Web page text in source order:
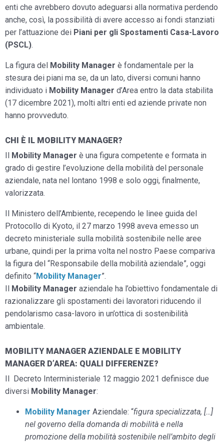
enti che avrebbero dovuto adeguarsi alla normativa perdendo
anche, così, la possibilità di avere accesso ai fondi stanziati
per l’attuazione dei Piani per gli Spostamenti Casa-Lavoro
(PSCL).
La figura del Mobility Manager è fondamentale per la
stesura dei piani ma se, da un lato, diversi comuni hanno
individuato i Mobility Manager d’Area entro la data stabilita
(17 dicembre 2021), molti altri enti ed aziende private non
hanno provveduto.
CHI È IL MOBILITY MANAGER?
Il Mobility Manager è una figura competente e formata in
grado di gestire l’evoluzione della mobilità del personale
aziendale, nata nel lontano 1998 e solo oggi, finalmente,
valorizzata.
Il Ministero dell’Ambiente, recependo le linee guida del
Protocollo di Kyoto, il 27 marzo 1998 aveva emesso un
decreto ministeriale sulla mobilità sostenibile nelle aree
urbane, quindi per la prima volta nel nostro Paese compariva
la figura del “Responsabile della mobilità aziendale”, oggi
definito “Mobility Manager”.
Il Mobility Manager aziendale ha l’obiettivo fondamentale di
razionalizzare gli spostamenti dei lavoratori riducendo il
pendolarismo casa-lavoro in un’ottica di sostenibilità
ambientale.
MOBILITY MANAGER AZIENDALE E MOBILITY
MANAGER D’AREA: QUALI DIFFERENZE?
Il Decreto Interministeriale 12 maggio 2021 definisce due
diversi Mobility Manager:
Mobility Manager Aziendale: “figura specializzata, […]
nel governo della domanda di mobilità e nella
promozione della mobilità sostenibile nell’ambito degli